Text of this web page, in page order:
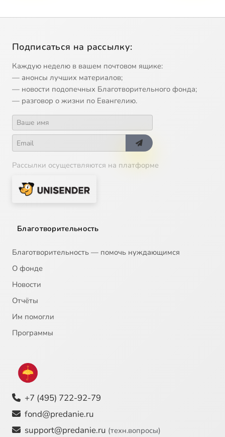
Подписаться на рассылку:
Каждую неделю в вашем почтовом ящике:
— анонсы лучших материалов;
— новости подопечных Благотворительного фонда;
— разговор о жизни по Евангелию.
Рассылки осуществляются на платформе
Благотворительность
Благотворительность — помочь нуждающимся
О фонде
Новости
Отчёты
Им помогли
Программы
+7 (495) 722-92-79
fond@predanie.ru
support@predanie.ru (техн.вопросы)